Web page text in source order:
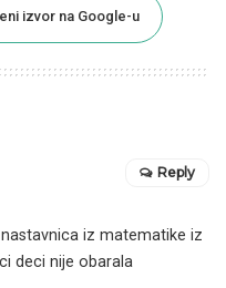
izvor na Google-u
iz matematike iz
deci nije obarala
Reply